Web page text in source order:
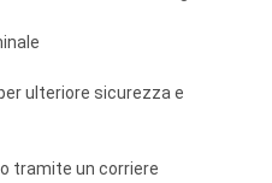
ulteriore sicurezza e
tramite un corriere